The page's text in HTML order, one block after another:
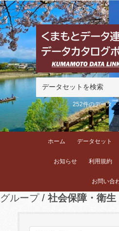
252件のデータ
ホーム データセット
お知らせ 利用規約
お問い合
グループ 社会保障・衛生